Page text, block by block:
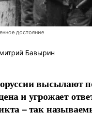
достояние
Бавырин
высылают
и угрожает
– так